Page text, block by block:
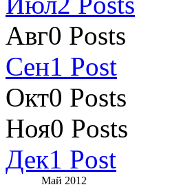
Авг0 Posts
Сен1 Post
Окт0 Posts
Ноя0 Posts
Дек1 Post
Май 2012